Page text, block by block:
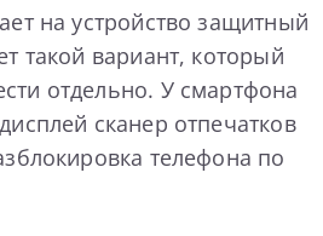
на устройство защитный
такой вариант, который
отдельно. У смартфона
сканер отпечатков
телефона по